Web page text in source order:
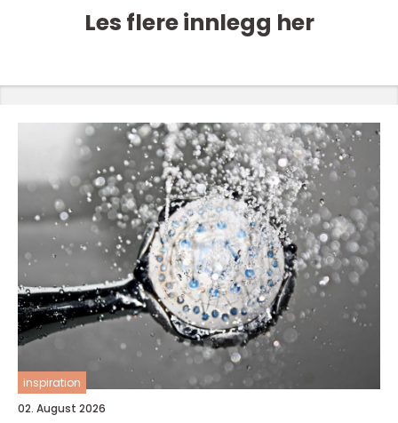
Les flere innlegg her
inspiration
02. August 2026